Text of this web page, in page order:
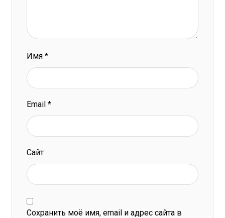
Имя*
Email*
Сайт
Сохранить моё имя, email и адрес сайта в